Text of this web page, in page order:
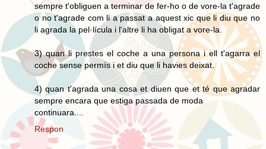
sempre t'obliguen a terminar de fer-ho o de vore-la t'agrade
o no t'agrade com li a passat a aquest xic que li diu que no
li agrada la pel·lícula i l'altre li ha obligat a vore-la.
3) quan li prestes el coche a una persona i ell t'agarra el
coche sense permís i et diu que li havies deixat.
4) quan t'agrada una cosa et diuen que et té que agradar
sempre encara que estiga passada de moda
continuara....
Respon